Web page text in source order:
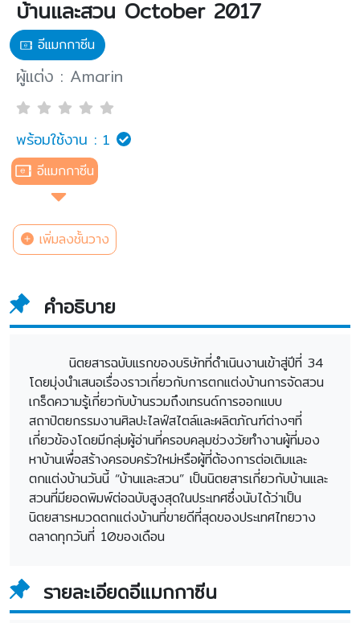
บ้านและสวน October 2017
อีแมกกาซีน
ผู้แต่ง : Amarin
พร้อมใช้งาน : 1
อีแมกกาซีน
เพิ่มลงชั้นวาง
คำอธิบาย
นิตยสารฉบับแรกของบริษัทที่ดำเนินงานเข้าสู่ปีที่ 34
โดยมุ่งนำเสนอเรื่องราวเกี่ยวกับการตกแต่งบ้านการจัดสวน
เกร็ดความรู้เกี่ยวกับบ้านรวมถึงเทรนด์การออกแบบ
สถาปัตยกรรมงานศิลปะไลฟ์สไตล์และผลิตภัณฑ์ต่างๆที่
เกี่ยวข้องโดยมีกลุ่มผู้อ่านที่ครอบคลุมช่วงวัยทำงานผู้ที่มอง
หาบ้านเพื่อสร้างครอบครัวใหม่หรือผู้ที่ต้องการต่อเติมและ
ตกแต่งบ้านวันนี้ “บ้านและสวน” เป็นนิตยสารเกี่ยวกับบ้านและ
สวนที่มียอดพิมพ์ต่อฉบับสูงสุดในประเทศซึ่งนับได้ว่าเป็น
นิตยสารหมวดตกแต่งบ้านที่ขายดีที่สุดของประเทศไทยวาง
ตลาดทุกวันที่ 10ของเดือน
รายละเอียดอีแมกกาซีน